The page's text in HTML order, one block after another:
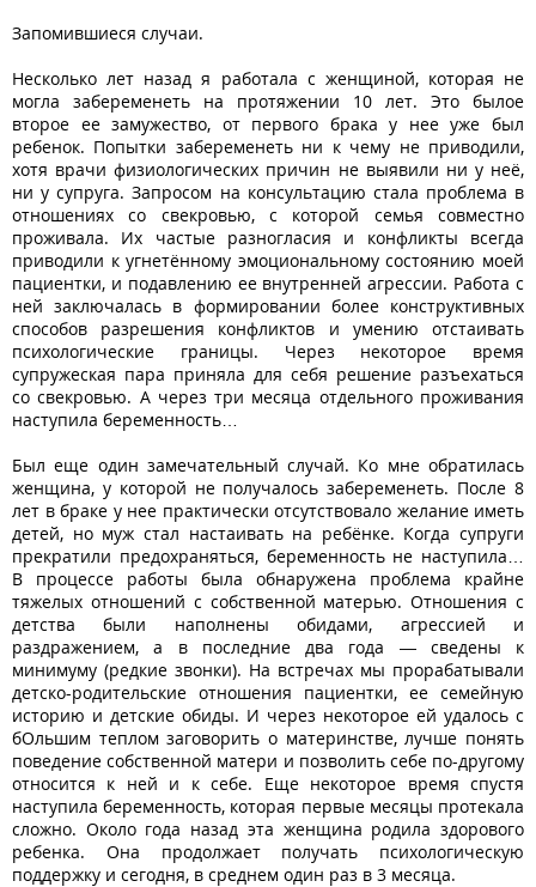
Запомившиеся случаи.
Несколько лет назад я работала с женщиной, которая не
могла забеременеть на протяжении 10 лет. Это былое
второе ее замужество, от первого брака у нее уже был
ребенок. Попытки забеременеть ни к чему не приводили,
хотя врачи физиологических причин не выявили ни у неё,
ни у супруга. Запросом на консультацию стала проблема в
отношениях со свекровью, с которой семья совместно
проживала. Их частые разногласия и конфликты всегда
приводили к угнетённому эмоциональному состоянию моей
пациентки, и подавлению ее внутренней агрессии. Работа с
ней заключалась в формировании более конструктивных
способов разрешения конфликтов и умению отстаивать
психологические границы. Через некоторое время
супружеская пара приняла для себя решение разъехаться
со свекровью. А через три месяца отдельного проживания
наступила беременность…
Был еще один замечательный случай. Ко мне обратилась
женщина, у которой не получалось забеременеть. После 8
лет в браке у нее практически отсутствовало желание иметь
детей, но муж стал настаивать на ребёнке. Когда супруги
прекратили предохраняться, беременность не наступила…
В процессе работы была обнаружена проблема крайне
тяжелых отношений с собственной матерью. Отношения с
детства были наполнены обидами, агрессией и
раздражением, а в последние два года — сведены к
минимуму (редкие звонки). На встречах мы прорабатывали
детско-родительские отношения пациентки, ее семейную
историю и детские обиды. И через некоторое ей удалось с
бОльшим теплом заговорить о материнстве, лучше понять
поведение собственной матери и позволить себе по-другому
относится к ней и к себе. Еще некоторое время спустя
наступила беременность, которая первые месяцы протекала
сложно. Около года назад эта женщина родила здорового
ребенка. Она продолжает получать психологическую
поддержку и сегодня, в среднем один раз в 3 месяца.